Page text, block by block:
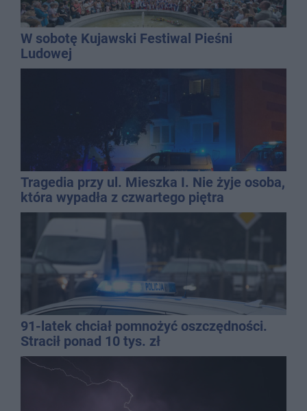
W sobotę Kujawski Festiwal Pieśni
Ludowej
Tragedia przy ul. Mieszka I. Nie żyje osoba,
która wypadła z czwartego piętra
91-latek chciał pomnożyć oszczędności.
Stracił ponad 10 tys. zł